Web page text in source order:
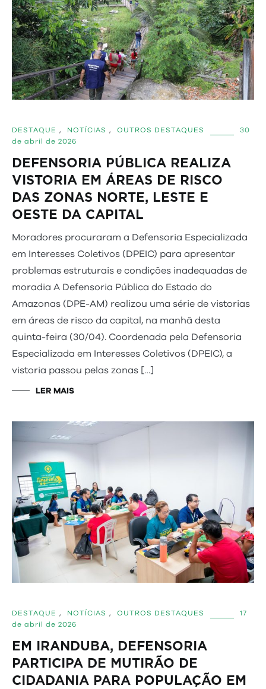
DESTAQUE , NOTÍCIAS , OUTROS DESTAQUES
30
de abril de 2026
DEFENSORIA PÚBLICA REALIZA
VISTORIA EM ÁREAS DE RISCO
DAS ZONAS NORTE, LESTE E
OESTE DA CAPITAL
Moradores procuraram a Defensoria Especializada
em Interesses Coletivos (DPEIC) para apresentar
problemas estruturais e condições inadequadas de
moradia A Defensoria Pública do Estado do
Amazonas (DPE-AM) realizou uma série de vistorias
em áreas de risco da capital, na manhã desta
quinta-feira (30/04). Coordenada pela Defensoria
Especializada em Interesses Coletivos (DPEIC), a
vistoria passou pelas zonas […]
LER MAIS
DESTAQUE , NOTÍCIAS , OUTROS DESTAQUES
17
de abril de 2026
EM IRANDUBA, DEFENSORIA
PARTICIPA DE MUTIRÃO DE
CIDADANIA PARA POPULAÇÃO EM